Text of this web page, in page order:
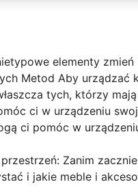
elementy zmień
Metod Aby urządzać
tych, którzy
ci w urządzeniu
ci pomóc w
przestrzeń: Zanim
i jakie meble i